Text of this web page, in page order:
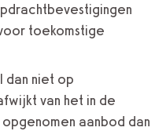
toekomstige
dan niet op
van het in de
aanbod dan